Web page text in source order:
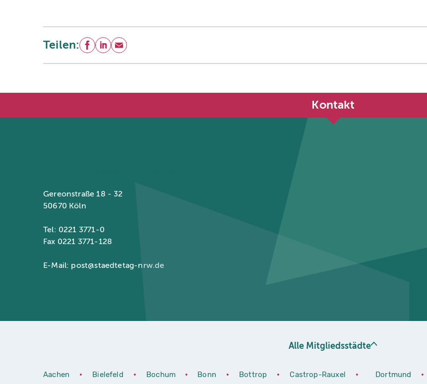
Teilen: Facebook
LinkedIn
E-Mail
Kontakt
Gereonstraße 18 - 32
50670 Köln
Tel: 0221 3771-0
Fax 0221 3771-128
E-Mail: post@staedtetag-nrw.de
Alle Mitgliedsstädte
Aachen • Bielefeld • Bochum • Bonn • Bottrop • Castrop-Rauxel • Dortmund •